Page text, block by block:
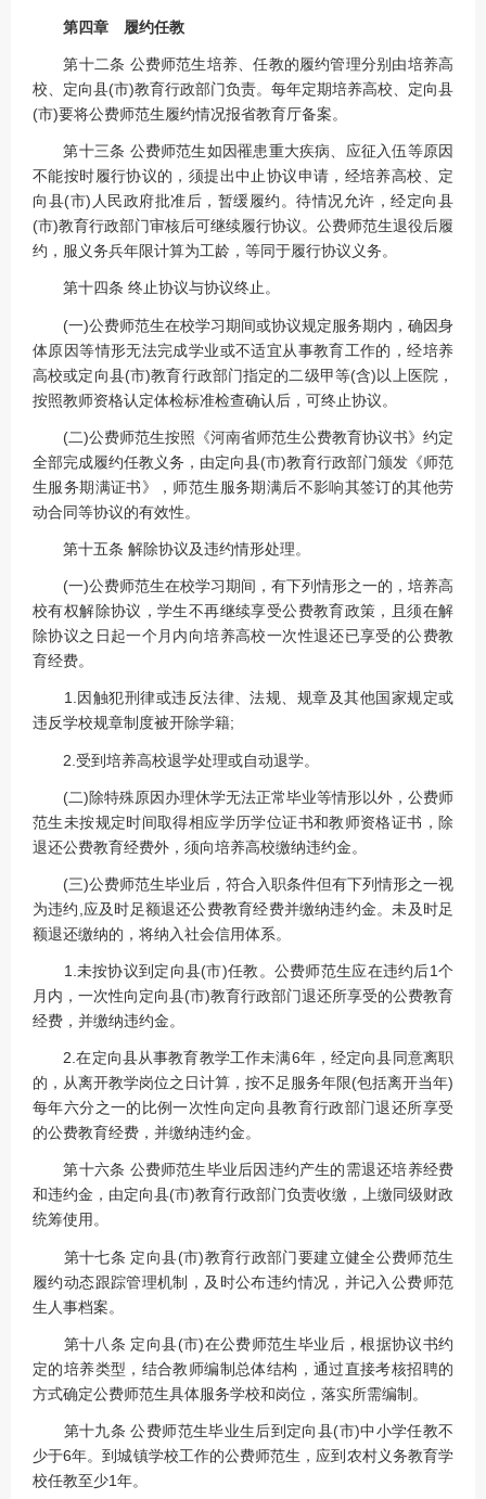
第四章 履约任教
第十二条 公费师范生培养、任教的履约管理分别由培养高
校、定向县(市)教育行政部门负责。每年定期培养高校、定向县
(市)要将公费师范生履约情况报省教育厅备案。
第十三条 公费师范生如因罹患重大疾病、应征入伍等原因
不能按时履行协议的，须提出中止协议申请，经培养高校、定
向县(市)人民政府批准后，暂缓履约。待情况允许，经定向县
(市)教育行政部门审核后可继续履行协议。公费师范生退役后履
约，服义务兵年限计算为工龄，等同于履行协议义务。
第十四条 终止协议与协议终止。
(一)公费师范生在校学习期间或协议规定服务期内，确因身
体原因等情形无法完成学业或不适宜从事教育工作的，经培养
高校或定向县(市)教育行政部门指定的二级甲等(含)以上医院，
按照教师资格认定体检标准检查确认后，可终止协议。
(二)公费师范生按照《河南省师范生公费教育协议书》约定
全部完成履约任教义务，由定向县(市)教育行政部门颁发《师范
生服务期满证书》，师范生服务期满后不影响其签订的其他劳
动合同等协议的有效性。
第十五条 解除协议及违约情形处理。
(一)公费师范生在校学习期间，有下列情形之一的，培养高
校有权解除协议，学生不再继续享受公费教育政策，且须在解
除协议之日起一个月内向培养高校一次性退还已享受的公费教
育经费。
1.因触犯刑律或违反法律、法规、规章及其他国家规定或
违反学校规章制度被开除学籍;
2.受到培养高校退学处理或自动退学。
(二)除特殊原因办理休学无法正常毕业等情形以外，公费师
范生未按规定时间取得相应学历学位证书和教师资格证书，除
退还公费教育经费外，须向培养高校缴纳违约金。
(三)公费师范生毕业后，符合入职条件但有下列情形之一视
为违约,应及时足额退还公费教育经费并缴纳违约金。未及时足
额退还缴纳的，将纳入社会信用体系。
1.未按协议到定向县(市)任教。公费师范生应在违约后1个
月内，一次性向定向县(市)教育行政部门退还所享受的公费教育
经费，并缴纳违约金。
2.在定向县从事教育教学工作未满6年，经定向县同意离职
的，从离开教学岗位之日计算，按不足服务年限(包括离开当年)
每年六分之一的比例一次性向定向县教育行政部门退还所享受
的公费教育经费，并缴纳违约金。
第十六条 公费师范生毕业后因违约产生的需退还培养经费
和违约金，由定向县(市)教育行政部门负责收缴，上缴同级财政
统筹使用。
第十七条 定向县(市)教育行政部门要建立健全公费师范生
履约动态跟踪管理机制，及时公布违约情况，并记入公费师范
生人事档案。
第十八条 定向县(市)在公费师范生毕业后，根据协议书约
定的培养类型，结合教师编制总体结构，通过直接考核招聘的
方式确定公费师范生具体服务学校和岗位，落实所需编制。
第十九条 公费师范生毕业生后到定向县(市)中小学任教不
少于6年。到城镇学校工作的公费师范生，应到农村义务教育学
校任教至少1年。